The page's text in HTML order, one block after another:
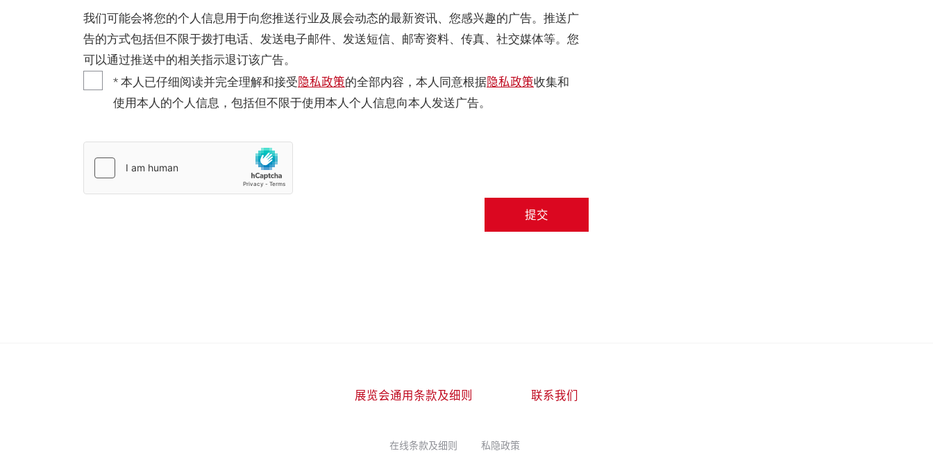
我们可能会将您的个人信息用于向您推送行业及展会动态的最新资讯、您感兴趣的广告。推送广
告的方式包括但不限于拨打电话、发送电子邮件、发送短信、邮寄资料、传真、社交媒体等。您
可以通过推送中的相关指示退订该广告。
* 本人已仔细阅读并完全理解和接受隐私政策的全部内容，本人同意根据隐私政策收集和
使用本人的个人信息，包括但不限于使用本人个人信息向本人发送广告。
提交
展览会通用条款及细则 联系我们
在线条款及细则 私隐政策